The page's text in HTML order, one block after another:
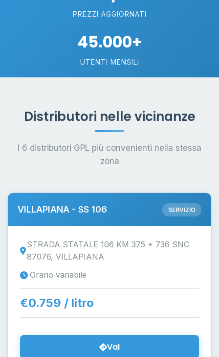
PREZZI AGGIORNATI
45.000+
UTENTI MENSILI
Distributori nelle vicinanze
I 6 distributori GPL più convenienti nella stessa
zona
VILLAPIANA - SS 106 SERVIZIO
STRADA STATALE 106 KM 375 + 736 SNC
87076, VILLAPIANA
Orario variabile
€0.759 / litro
Vai